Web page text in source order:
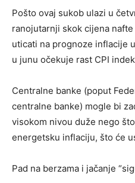
Pošto ovaj sukob ulazi u
ranojutarnji skok cijena
uticati na prognoze inflacije
u junu očekuje rast CPI
Centralne banke (poput
centralne banke) mogle bi
visokom nivou duže nego
energetsku inflaciju, što će
Pad na berzama i jačanje